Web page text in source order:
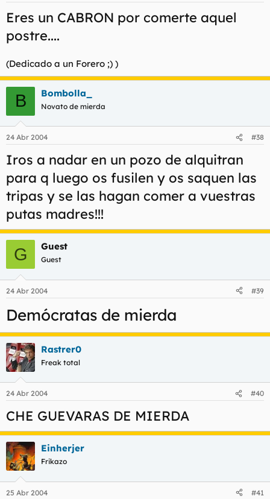
Eres un CABRON por comerte aquel
postre....
(Dedicado a un Forero ;) )
B Bombolla_
Novato de mierda
24 Abr 2004 #38
Iros a nadar en un pozo de alquitran
para q luego os fusilen y os saquen las
tripas y se las hagan comer a vuestras
putas madres!!!
G Guest
Guest
24 Abr 2004 #39
Demócratas de mierda
Rastrer0
Freak total
24 Abr 2004 #40
CHE GUEVARAS DE MIERDA
Einherjer
Frikazo
25 Abr 2004 #41